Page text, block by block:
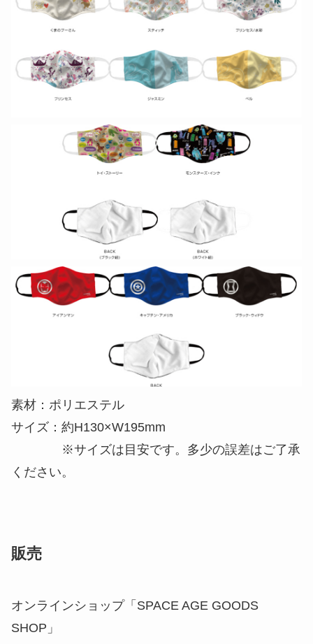
素材：ポリエステル
サイズ：約H130×W195mm
※サイズは目安です。多少の誤差はご了承
ください。
販売
オンラインショップ「SPACE AGE GOODS
SHOP」